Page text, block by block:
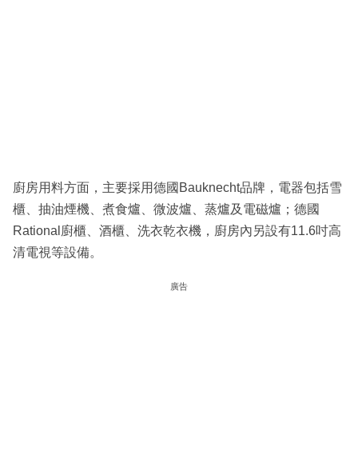
廚房用料方面，主要採用德國Bauknecht品牌，電器包括雪
櫃、抽油煙機、煮食爐、微波爐、蒸爐及電磁爐；德國
Rational廚櫃、酒櫃、洗衣乾衣機，廚房內另設有11.6吋高
清電視等設備。
廣告